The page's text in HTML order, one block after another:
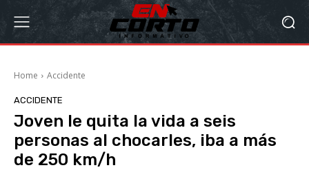
Home Accidente
ACCIDENTE
Joven le quita la vida a seis
personas al chocarles, iba a más
de 250 km/h